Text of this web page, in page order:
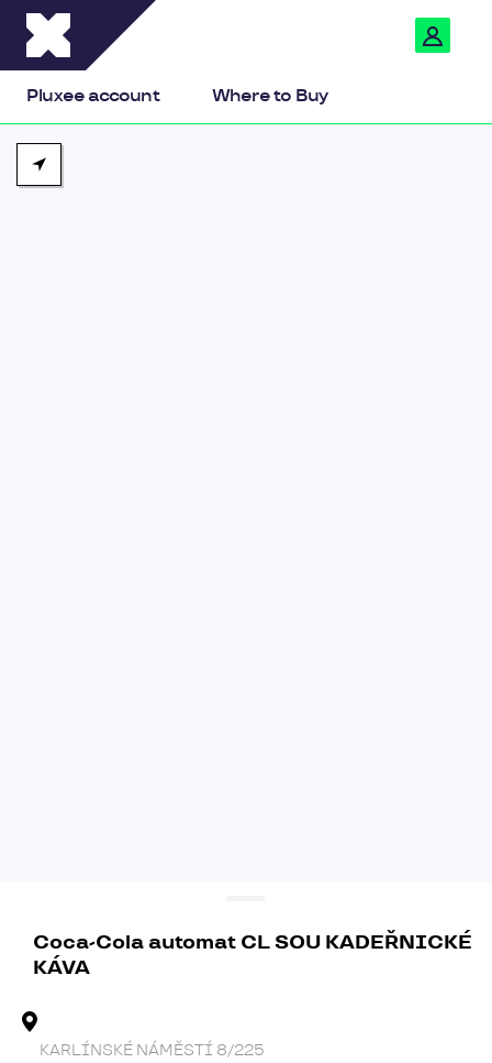
Pluxee account Where to Buy
Coca-Cola automat CL SOU KADEŘNICKÉ
KÁVA
KARLÍNSKÉ NÁMĚSTÍ 8/225